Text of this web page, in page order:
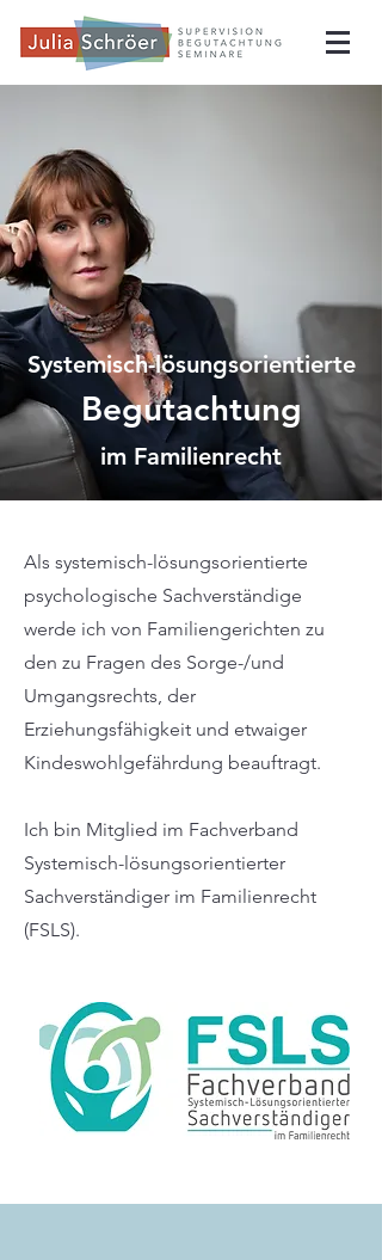
Systemisch-lösungsorientierte
Begutachtung
im Familienrecht
Als systemisch-lösungsorientierte
psychologische Sachverständige
werde ich von Familiengerichten zu
den zu Fragen des Sorge-/und
Umgangsrechts, der
Erziehungsfähigkeit und etwaiger
Kindeswohlgefährdung beauftragt.
Ich bin Mitglied im Fachverband
Systemisch-lösungsorientierter
Sachverständiger im Familienrecht
(FSLS).